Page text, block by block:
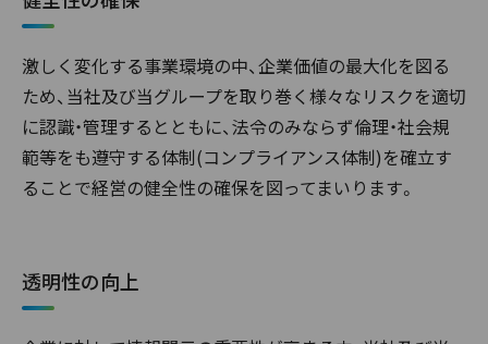
激しく変化する事業環境の中、企業価値の最大化を図る
ため、当社及び当グループを取り巻く様々なリスクを適切
に認識・管理するとともに、法令のみならず倫理・社会規
範等をも遵守する体制(コンプライアンス体制)を確立す
ることで経営の健全性の確保を図ってまいります。
透明性の向上